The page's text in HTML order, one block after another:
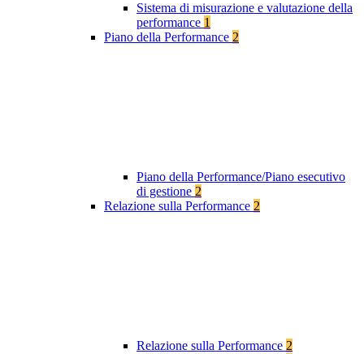
Sistema di misurazione e valutazione della
performance 1
Piano della Performance 2
Piano della Performance/Piano esecutivo
di gestione 2
Relazione sulla Performance 2
Relazione sulla Performance 2